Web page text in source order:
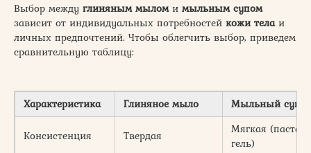
Выбор между глиняным мыломи мыльным супом
зависит от индивидуальных потребностей кожи телаи
личных предпочтений. Чтобы облегчить выбор, приведем
сравнительную таблицу:
Характеристика Глиняное мыло Мыльный суп
Консистенция Твердая
Мягкая (паста,
гель)